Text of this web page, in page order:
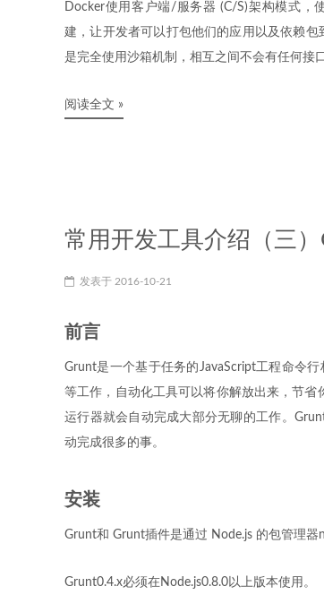
Docker使用客户端/服务器 (C/S)架构模式，
建，让开发者可以打包他们的应用以及依赖
是完全使用沙箱机制，相互之间不会有任何接口
阅读全文 »
常用开发工具介绍（三
发表于 2016-10-21
前言
Grunt是一个基于任务的JavaScript工程命令
等工作，自动化工具可以将你解放出来，节
运行器就会自动完成大部分无聊的工作。
动完成很多的事。
安装
Grunt和 Grunt插件是通过 Node.js 的包管理器
Grunt0.4.x必须在Node.js0.8.0以上版本使用。